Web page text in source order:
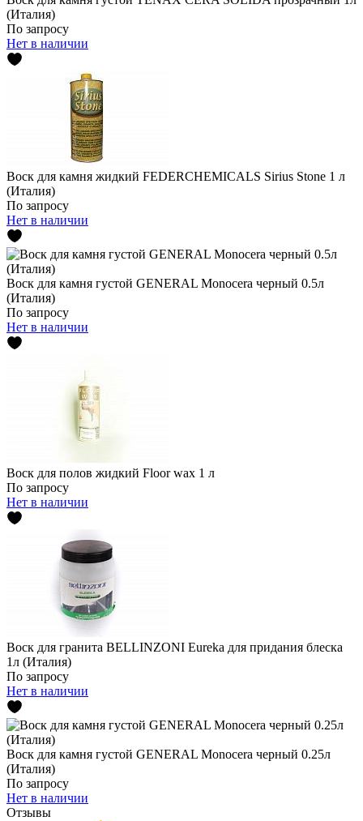
(Италия)
По запросу
Нет в наличии
Воск для камня жидкий FEDERCHEMICALS Sirius Stone 1 л
(Италия)
По запросу
Нет в наличии
Воск для камня густой GENERAL Monocera черный 0.5л
(Италия)
По запросу
Нет в наличии
Воск для полов жидкий Floor wax 1 л
По запросу
Нет в наличии
Воск для гранита BELLINZONI Eureka для придания блеска
1л (Италия)
По запросу
Нет в наличии
Воск для камня густой GENERAL Monocera черный 0.25л
(Италия)
По запросу
Нет в наличии
Отзывы